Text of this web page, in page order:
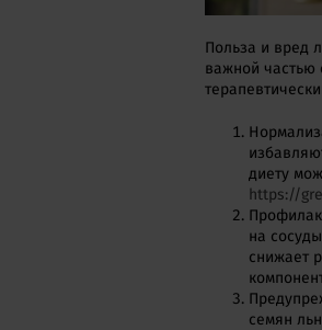
Польза и вред
важной частью
диету
https://
на
снижает
семян